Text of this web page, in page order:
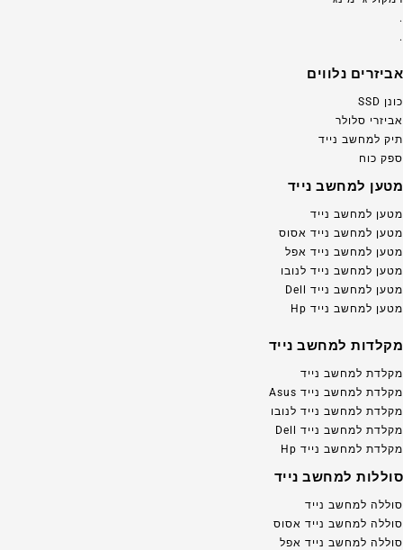
.
.
אביזרים נלווים
כונן SSD
אביזרי סלולר
תיק למחשב נייד
ספק כוח
מטען למחשב נייד
מטען למחשב נייד
מטען למחשב נייד אסוס
מטען למחשב נייד אפל
מטען למחשב נייד לנובו
מטען למחשב נייד Dell
מטען למחשב נייד Hp
מקלדות למחשב נייד
מקלדת למחשב נייד
מקלדת למחשב נייד Asus
מקלדת למחשב נייד לנובו
מקלדת למחשב נייד Dell
מקלדת למחשב נייד Hp
סוללות למחשב נייד
סוללה למחשב נייד
סוללה למחשב נייד אסוס
סוללה למחשב נייד אפל